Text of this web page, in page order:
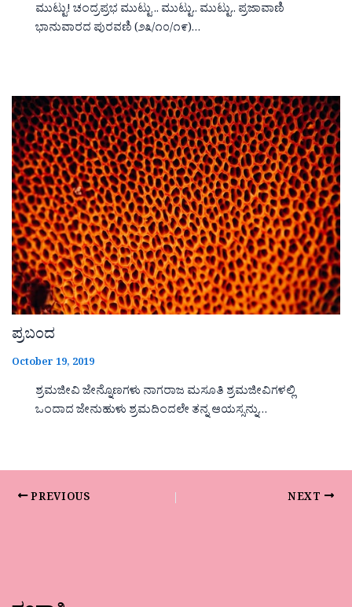
ಮುಟ್ಟು! ಚಂದ್ರಪ್ರಭ ಮುಟ್ಟು .. ಮುಟ್ಟು.. ಮುಟ್ಟು.. ಪ್ರಜಾವಾಣಿ
ಭಾನುವಾರದ ಪುರವಣಿ (೨೩/೧೦/೧೯)…
ಪ್ರಬಂದ
October 19, 2019
ಶ್ರಮಜೀವಿ ಜೇನ್ನೊಣಗಳು ನಾಗರಾಜ ಮಸೂತಿ ಶ್ರಮಜೀವಿಗಳಲ್ಲಿ
ಒಂದಾದ ಜೇನುಹುಳು ಶ್ರಮದಿಂದಲೇ ತನ್ನ ಆಯಸ್ಸನ್ನು…
PREVIOUS NEXT